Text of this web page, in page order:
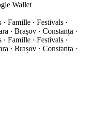
Wallet
Famille · Festivals ·
· Brașov · Constanța ·
Famille · Festivals ·
· Brașov · Constanța ·